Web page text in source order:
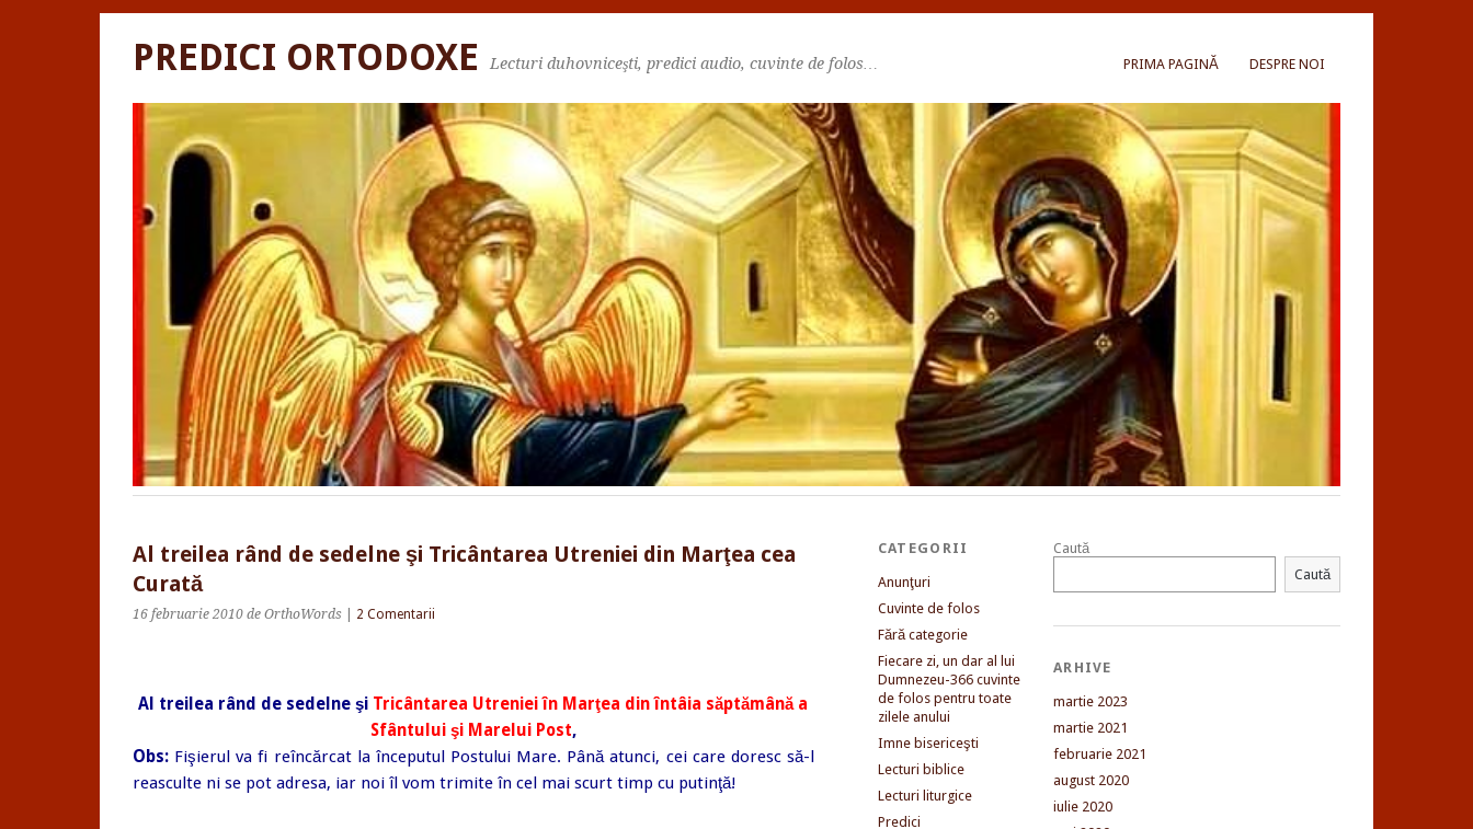
PRIMA PAGINĂ DESPRE NOI
PREDICI ORTODOXE Lecturi duhovniceşti, predici audio, cuvinte de folos…
Al treilea rând de sedelne şi Tricântarea Utreniei din Marţea cea
Curată
16 februarie 2010 de OrthoWords 2 Comentarii
Al treilea rând de sedelne şi Tricântarea Utreniei în Marţea din întâia săptămână a
Sfântului şi Marelui Post,
Obs: Fişierul va fi reîncărcat la începutul Postului Mare. Până atunci, cei care doresc să-l
reasculte ni se pot adresa, iar noi îl vom trimite în cel mai scurt timp cu putinţă!
CATEGORII
Anunţuri
Cuvinte de folos
Fără categorie
Fiecare zi, un dar al lui
Dumnezeu-366 cuvinte
de folos pentru toate
zilele anului
Imne bisericeşti
Lecturi biblice
Lecturi liturgice
Predici
Caută
Caută
ARHIVE
martie 2023
martie 2021
februarie 2021
august 2020
iulie 2020